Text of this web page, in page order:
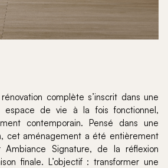
complète s’inscrit dans une
de vie à la fois fonctionnel,
contemporain. Pensé dans une
cet aménagement a été entièrement
Signature, de la réflexion
finale. L’objectif : transformer une